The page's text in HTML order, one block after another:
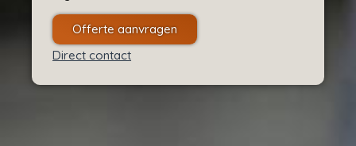
Offerte aanvragen
Direct contact